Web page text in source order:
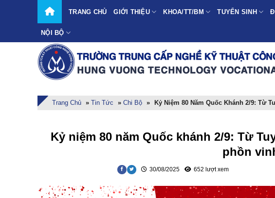
TRANG CHỦ GIỚI THIỆU KHOA/TT/BM TUYỂN SINH
NỘI BỘ
Trang Chủ » Tin Tức » Chi Bộ » Kỷ Niệm 80 Năm Quốc Khánh 2/9: Từ
Kỷ niệm 80 năm Quốc khánh 2/9: Từ
phồn
30/08/2025 652 lượt xem